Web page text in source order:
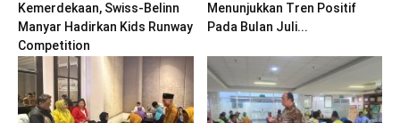
Kemerdekaan, Swiss-Belinn
Manyar Hadirkan Kids Runway
Competition
Menunjukkan Tren Positif
Pada Bulan Juli...